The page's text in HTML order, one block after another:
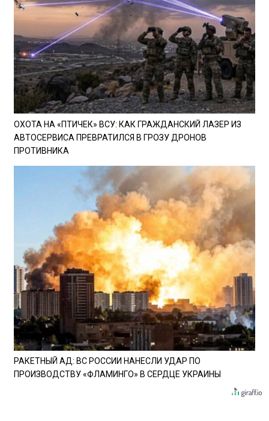
ОХОТА НА «ПТИЧЕК» ВСУ: КАК ГРАЖДАНСКИЙ ЛАЗЕР ИЗ
АВТОСЕРВИСА ПРЕВРАТИЛСЯ В ГРОЗУ ДРОНОВ
ПРОТИВНИКА
РАКЕТНЫЙ АД: ВС РОССИИ НАНЕСЛИ УДАР ПО
ПРОИЗВОДСТВУ «ФЛАМИНГО» В СЕРДЦЕ УКРАИНЫ